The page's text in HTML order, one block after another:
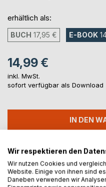
erhältlich als:
BUCH 17,95 € E-BOOK
14,99 €
inkl. MwSt.
sofort verfügbar als Download
IN DEN
Auf die Merkliste
Titel bewerten
Wir respektieren den
Wir nutzen Cookies und
Website. Einige von ihnen sind
Daneben verwenden wir